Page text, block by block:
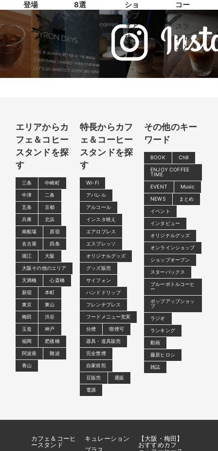
登場
8選
ショ
ップ
まと
め
コー
ヒー
スタ
ンド
まと
め
エリアからカ
フェ＆コヒー
スタンドを探
す
三条
中崎町
中津
二条
五条
京都
兵庫
北浜
南船場
原宿
名古屋
四条
堀江
大阪
大阪その他のエリア
天満橋
心斎橋
新宿
本町
東京
東山
梅田
渋谷
玉造
神戸
福岡
肥後橋
阿波座
難波
青山
特長からカフ
ェ＆コーヒー
スタンドを探
す
Wi-Fi
アパレル
アルコール
インスタ映え
エアロプレス
エスプレッソ
オリジナルグッズ
グッズ販売
サイフォン
ハンドドリップ
フレンチプレス
フードメニュー充実
分煙
喫煙可
器具・道具販売
完全禁煙
自家焙煎
豆販売
通販
電源
その他のキー
ワード
BOOK
Chill
ENJOY COFFEE
TIME
EVENT
Music
NEWS
まとめ
イベント
インタビュー
オリジナルグッズ
オンラインショップ
ショップオープン
スターバックス
ブルーボトルコーヒ
ー
ポップアップショッ
プ
ラジオ
ランキング
動画
藤原ヒロシ
雑誌
カフェ＆コーヒ
ースタンド
キュレーション
【大阪・梅田】
おすすめカフ